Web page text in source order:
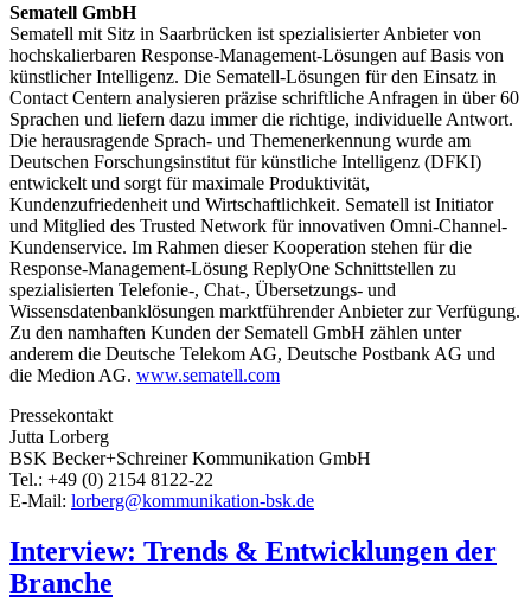
Sematell GmbH
Sematell mit Sitz in Saarbrücken ist spezialisierter Anbieter von
hochskalierbaren Response-Management-Lösungen auf Basis von
künstlicher Intelligenz. Die Sematell-Lösungen für den Einsatz in
Contact Centern analysieren präzise schriftliche Anfragen in über 60
Sprachen und liefern dazu immer die richtige, individuelle Antwort.
Die herausragende Sprach- und Themenerkennung wurde am
Deutschen Forschungsinstitut für künstliche Intelligenz (DFKI)
entwickelt und sorgt für maximale Produktivität,
Kundenzufriedenheit und Wirtschaftlichkeit. Sematell ist Initiator
und Mitglied des Trusted Network für innovativen Omni-Channel-
Kundenservice. Im Rahmen dieser Kooperation stehen für die
Response-Management-Lösung ReplyOne Schnittstellen zu
spezialisierten Telefonie-, Chat-, Übersetzungs- und
Wissensdatenbanklösungen marktführender Anbieter zur Verfügung.
Zu den namhaften Kunden der Sematell GmbH zählen unter
anderem die Deutsche Telekom AG, Deutsche Postbank AG und
die Medion AG. www.sematell.com
Pressekontakt
Jutta Lorberg
BSK Becker+Schreiner Kommunikation GmbH
Tel.: +49 (0) 2154 8122-22
E-Mail: lorberg@kommunikation-bsk.de
Interview: Trends & Entwicklungen der
Branche